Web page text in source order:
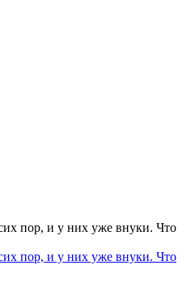
пор, и у них уже внуки. Что
пор, и у них уже внуки. Что